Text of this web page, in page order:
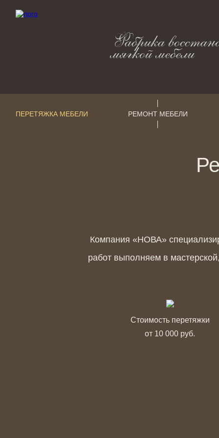
Фабрика
мягкой мебели
ПЕРЕТЯЖКА МЕБЕЛИ РЕМОНТ МЕБЕЛИ
Компания «НОВА»
работ выполняем в
Стоимость перетяжки
от 10 000 руб.